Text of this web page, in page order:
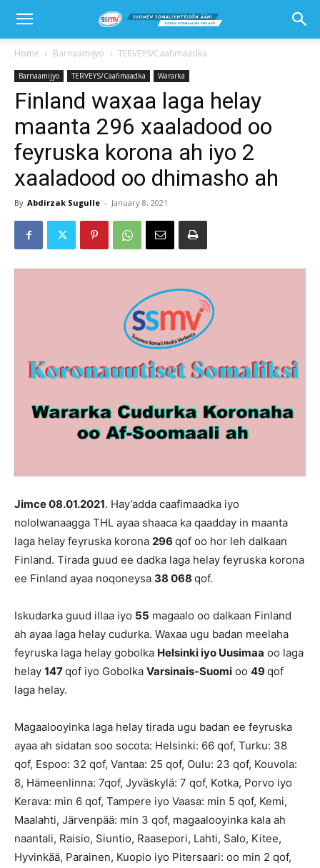
Home Barnaamijyo TERVEYS/Caafimaadka
Barnaamijyo TERVEYS/Caafimaadka Wararka
Finland waxaa laga helay
maanta 296 xaaladood oo
feyruska korona ah iyo 2
xaaladood oo dhimasho ah
By Abdirzak Sugulle - January 8, 2021
Jimce 08.01.2021. Hay’adda caafimaadka iyo
nololwanaagga THL ayaa shaaca ka qaadday in maanta
laga helay feyruska korona 296 qof oo hor leh dalkaan
Finland. Tirada guud ee dadka laga helay feyruska korona
ee Finland ayaa noqoneysa 38 068 qof.
Iskudarka guud illaa iyo 55 magaalo oo dalkaan Finland
ah ayaa laga helay cudurka. Waxaa ugu badan meelaha
feyruska laga helay gobolka Helsinki iyo Uusimaa oo laga
helay 147qof iyo Gobolka Varsinais-Suomi oo 49qof
laga helay.
Magaalooyinka laga helay tirada ugu badan ee feyruska
ayaa ah sidatan soo socota: Helsinki: 66 qof, Turku: 38
qof, Espoo: 32 qof, Vantaa: 25 qof, Oulu: 23 qof, Kouvola:
8, Hämeenlinna: 7qof, Jyväskylä: 7 qof, Kotka, Porvo iyo
Kerava: min 6 qof, Tampere iyo Vaasa: min 5 qof, Kemi,
Maalahti, Järvenpää: min 3 qof, magaalooyinka kala ah
naantali, Raisio, Siuntio, Raasepori, Lahti, Salo, Kitee,
Hyvinkää, Parainen, Kuopio iyo Pitersaari: oo min 2 qof,